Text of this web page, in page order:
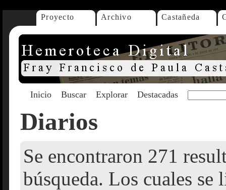
Proyecto Archivo Castañeda
Inicio Buscar Explorar Destacadas
Diarios
Se encontraron 271
búsqueda. Los cuales se